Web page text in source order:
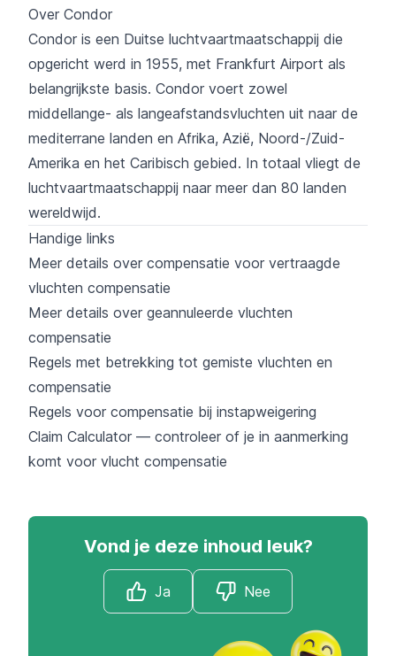
Over Condor
Condor is een Duitse luchtvaartmaatschappij die
opgericht werd in 1955, met Frankfurt Airport als
belangrijkste basis. Condor voert zowel
middellange- als langeafstandsvluchten uit naar de
mediterrane landen en Afrika, Azië, Noord-/Zuid-
Amerika en het Caribisch gebied. In totaal vliegt de
luchtvaartmaatschappij naar meer dan 80 landen
wereldwijd.
Handige links
Meer details over compensatie voor vertraagde
vluchten compensatie
Meer details over geannuleerde vluchten
compensatie
Regels met betrekking tot gemiste vluchten en
compensatie
Regels voor compensatie bij instapweigering
Claim Calculator — controleer of je in aanmerking
komt voor vlucht compensatie
Vond je deze inhoud leuk?
Ja Nee